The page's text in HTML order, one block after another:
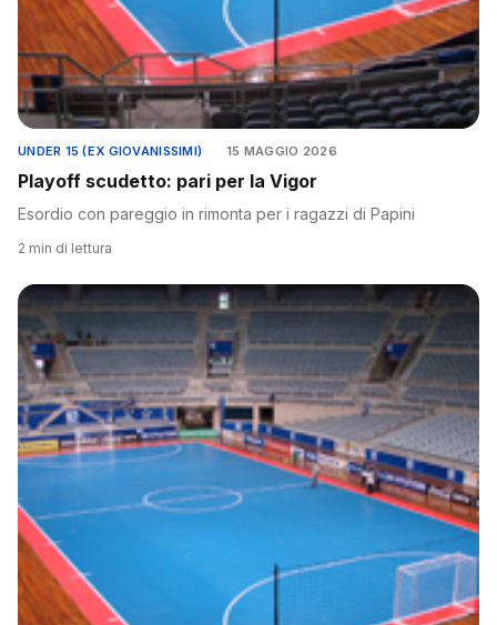
UNDER 15 (EX GIOVANISSIMI) · 15 MAGGIO 2026
Playoff scudetto: pari per la Vigor
Esordio con pareggio in rimonta per i ragazzi di Papini
2 min di lettura